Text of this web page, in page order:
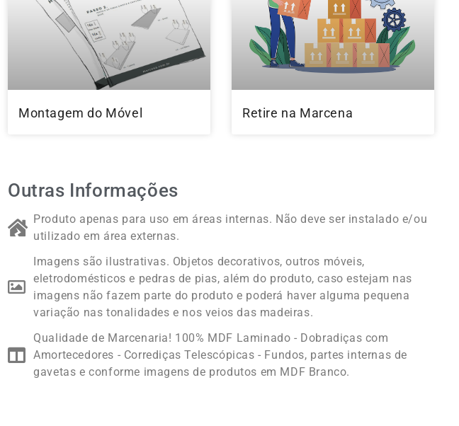
Montagem do Móvel Retire na Marcena
Outras Informações
Produto apenas para uso em áreas internas. Não deve ser instalado e/ou
utilizado em área externas.
Imagens são ilustrativas. Objetos decorativos, outros móveis,
eletrodomésticos e pedras de pias, além do produto, caso estejam nas
imagens não fazem parte do produto e poderá haver alguma pequena
variação nas tonalidades e nos veios das madeiras.
Qualidade de Marcenaria! 100% MDF Laminado - Dobradiças com
Amortecedores - Corrediças Telescópicas - Fundos, partes internas de
gavetas e conforme imagens de produtos em MDF Branco.